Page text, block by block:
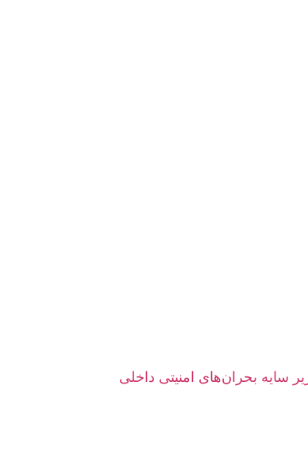
سایه بحران‌های امنیتی داخلی